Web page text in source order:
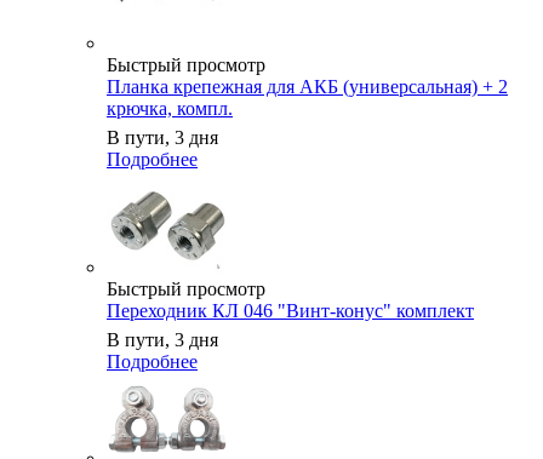
Быстрый просмотр
Планка крепежная для АКБ (универсальная) + 2
крючка, компл.
В пути, 3 дня
Подробнее
Быстрый просмотр
Переходник КЛ 046 "Винт-конус" комплект
В пути, 3 дня
Подробнее